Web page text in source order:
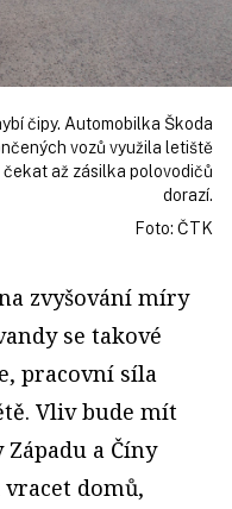
čipy. Automobilka Škoda
vozů využila letiště
až zásilka polo­vodičů
dorazí.
Foto: ČTK
zvyšování míry
se takové
pracovní síla
Vliv bude mít
a Číny
domů,